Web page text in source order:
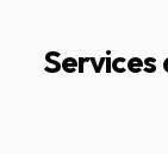
Services